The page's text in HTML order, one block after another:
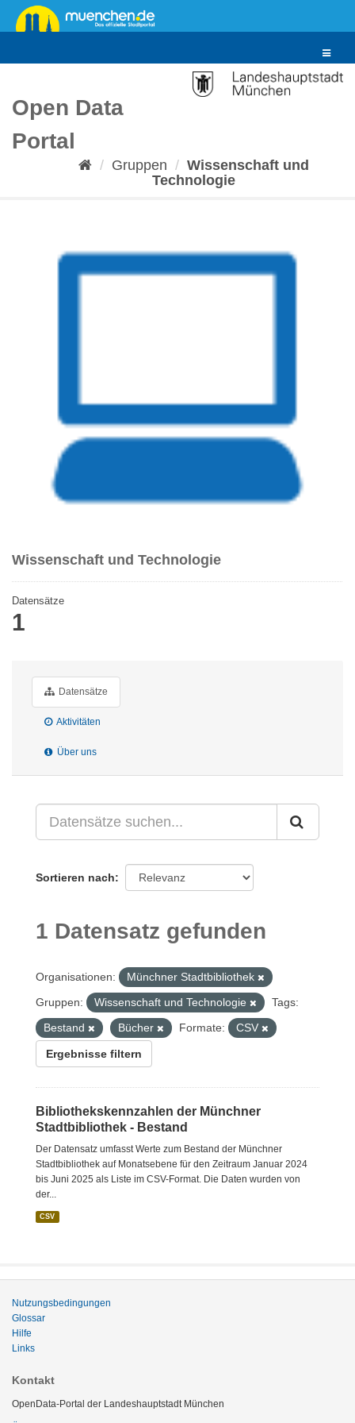
Überspringen
zum
Toggle
Open Data
Portal
Gruppen
Wissenschaft und
Technologie
Wissenschaft und Technologie
Datensätze
1
Datensätze
Aktivitäten
Über uns
Sortieren nach
1 Datensatz gefunden
Organisationen:
Münchner Stadtbibliothek
Gruppen:
Wissenschaft und Technologie
Tags:
Bestand
Bücher Formate: CSV
Ergebnisse filtern
Bibliothekskennzahlen der Münchner
Stadtbibliothek - Bestand
Der Datensatz umfasst Werte zum Bestand der Münchner
Stadtbibliothek auf Monatsebene für den Zeitraum Januar 2024
bis Juni 2025 als Liste im CSV-Format. Die Daten wurden von
der...
CSV
Nutzungsbedingungen
Glossar
Hilfe
Links
Kontakt
OpenData-Portal der Landeshauptstadt München